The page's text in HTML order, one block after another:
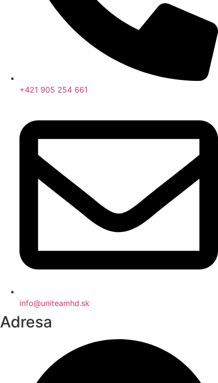
+421 905 254 661
info@uniteamhd.sk
Adresa